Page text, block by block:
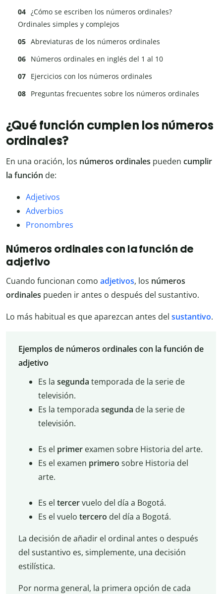
¿Cómo se escriben los números ordinales?
Ordinales simples y complejos
Abreviaturas de los números ordinales
Números ordinales en inglés del 1 al 10
Ejercicios con los números ordinales
Preguntas frecuentes sobre los números ordinales
¿Qué función cumplen los números
ordinales?
En una oración, los números ordinales pueden cumplir
la función de:
Adjetivos
Adverbios
Pronombres
Números ordinales con la función de
adjetivo
Cuando funcionan como adjetivos, los números
ordinales pueden ir antes o después del sustantivo.
Lo más habitual es que aparezcan antes del sustantivo.
Ejemplos de números ordinales con la función de
adjetivo
Es la segunda temporada de la serie de
televisión.
Es la temporada segunda de la serie de
televisión.
Es el primerexamen sobre Historia del arte.
Es el examen primero sobre Historia del
arte.
Es el tercervuelo del día a Bogotá.
Es el vuelo tercero del día a Bogotá.
La decisión de añadir el ordinal antes o después
del sustantivo es, simplemente, una decisión
estilística.
Por norma general, la primera opción de cada